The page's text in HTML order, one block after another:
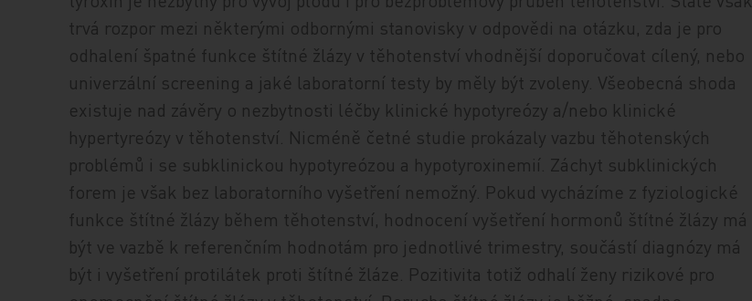
trvá rozpor mezi některými odbornými stanovisky v odpovědi na otázku, zda je pro
odhalení špatné funkce štítné žlázy v těhotenství vhodnější doporučovat cílený, nebo
univerzální screening a jaké laboratorní testy by měly být zvoleny. Všeobecná shoda
existuje nad závěry o nezbytnosti léčby klinické hypotyreózy a/nebo klinické
hypertyreózy v těhotenství. Nicméně četné studie prokázaly vazbu těhotenských
problémů i se subklinickou hypotyreózou a hypotyroxinemií. Záchyt subklinických
forem je však bez laboratorního vyšetření nemožný. Pokud vycházíme z fyziologické
funkce štítné žlázy během těhotenství, hodnocení vyšetření hormonů štítné žlázy má
být ve vazbě k referenčním hodnotám pro jednotlivé trimestry, součástí diagnózy má
být i vyšetření protilátek proti štítné žláze. Pozitivita totiž odhalí ženy rizikové pro